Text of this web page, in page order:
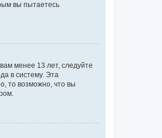
вы пытаетесь
менее 13 лет, следуйте
в систему. Эта
то возможно, что вы